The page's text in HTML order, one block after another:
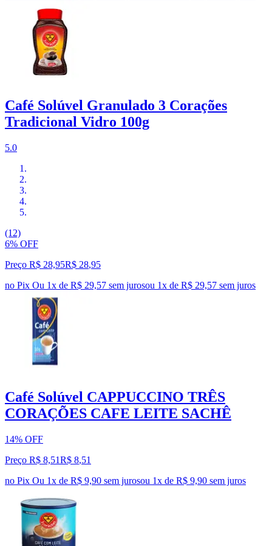
Café Solúvel Granulado 3 Corações
Tradicional Vidro 100g
5.0
(12)
6% OFF
Preço R$ 28,95R$ 28,95
no Pix Ou 1x de R$ 29,57 sem jurosou 1x de R$ 29,57 sem juros
Café Solúvel CAPPUCCINO TRÊS
CORAÇÕES CAFE LEITE SACHÊ
14% OFF
Preço R$ 8,51R$ 8,51
no Pix Ou 1x de R$ 9,90 sem jurosou 1x de R$ 9,90 sem juros